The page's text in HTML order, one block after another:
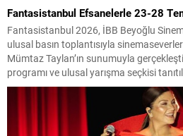
Fantasistanbul Efsanelerle 23-28
Fantasistanbul 2026, İBB Beyoğlu
ulusal basın toplantısıyla
Mümtaz Taylan’ın sunumuyla
programı ve ulusal yarışma seçkisi
Yalçınkaya Festival, 23-28 Temmuz
Sineması ve Cinemajestic’te
buluşacak. İBB Beyoğlu Sineması’nda
toplantısında Fantasistanbul...